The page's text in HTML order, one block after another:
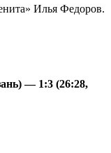
Илья Федоров.
— 1:3 (26:28,